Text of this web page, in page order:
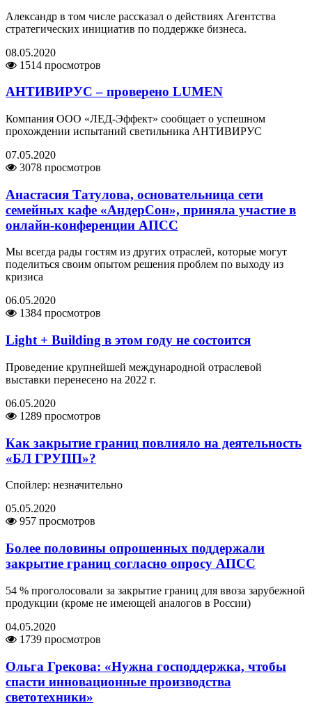
Александр в том числе рассказал о действиях Агентства
стратегических инициатив по поддержке бизнеса.
08.05.2020
1514 просмотров
АНТИВИРУС – проверено LUMEN
Компания ООО «ЛЕД-Эффект» сообщает о успешном
прохождении испытаний светильника АНТИВИРУС
07.05.2020
3078 просмотров
Анастасия Татулова, основательница сети
семейных кафе «АндерСон», приняла участие в
онлайн-конференции АПСС
Мы всегда рады гостям из других отраслей, которые могут
поделиться своим опытом решения проблем по выходу из
кризиса
06.05.2020
1384 просмотров
Light + Building в этом году не состоится
Проведение крупнейшей международной отраслевой
выставки перенесено на 2022 г.
06.05.2020
1289 просмотров
Как закрытие границ повлияло на деятельность
«БЛ ГРУПП»?
Спойлер: незначительно
05.05.2020
957 просмотров
Более половины опрошенных поддержали
закрытие границ согласно опросу АПСС
54 % проголосовали за закрытие границ для ввоза зарубежной
продукции (кроме не имеющей аналогов в России)
04.05.2020
1739 просмотров
Ольга Грекова: «Нужна господдержка, чтобы
спасти инновационные производства
светотехники»